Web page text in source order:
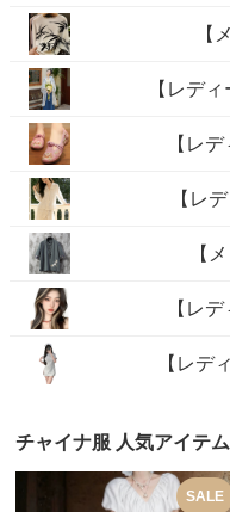
【
【レデ
【レ
【レ
【
【レ
【レデ
チャイナ服 人気アイテム
SALE